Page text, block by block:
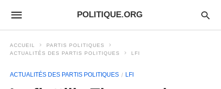
POLITIQUE.ORG
ACCUEIL
PARTIS POLITIQUES
ACTUALITÉS DES PARTIS POLITIQUES
LFI
ACTUALITÉS DES PARTIS POLITIQUES LFI